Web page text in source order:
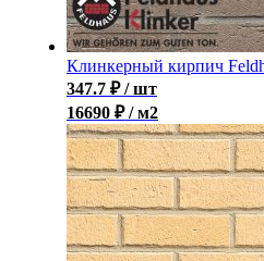
Клинкерный кирпич
347.7 ₽ / шт
16690 ₽ / м2